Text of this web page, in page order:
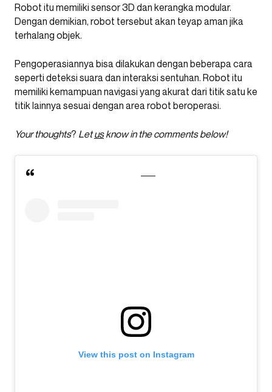
Robot itu memiliki sensor 3D dan kerangka modular.
Dengan demikian, robot tersebut akan teyap aman jika
terhalang objek.
Pengoperasiannya bisa dilakukan dengan beberapa cara
seperti deteksi suara dan interaksi sentuhan. Robot itu
memiliki kemampuan navigasi yang akurat dari titik satu ke
titik lainnya sesuai dengan area robot beroperasi.
Your thoughts? Letusknow in the comments below!
View this post on Instagram